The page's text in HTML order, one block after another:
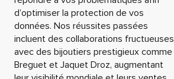
d’optimiser la protection de vos
données. Nos réussites passées
incluent des collaborations fructueuses
avec des bijoutiers prestigieux comme
Breguet et Jaquet Droz, augmentant